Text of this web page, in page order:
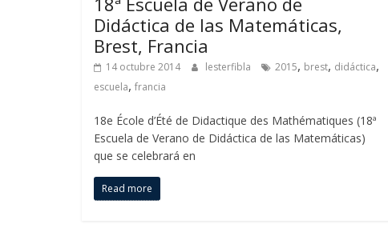
Didáctica de las Matemáticas,
Brest, Francia
14 octubre 2014 lesterfibla 2015, brest, didáctica,
escuela, francia
18e École d’Été de Didactique des Mathématiques (18ª
Escuela de Verano de Didáctica de las Matemáticas)
que se celebrará en
Read more